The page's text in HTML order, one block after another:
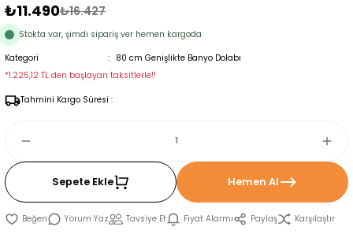
₺11.490₺16.427
Stokta var, şimdi sipariş ver hemen kargoda
Kategori
80 cm Genişlikte Banyo Dolabı
*1.225,12 TL den başlayan taksitlerle!!
Tahmini Kargo Süresi :
Sepete Ekle Hemen Al
Yorum Yaz Tavsiye Et Fiyat Alarmı Paylaş Karşılaştır